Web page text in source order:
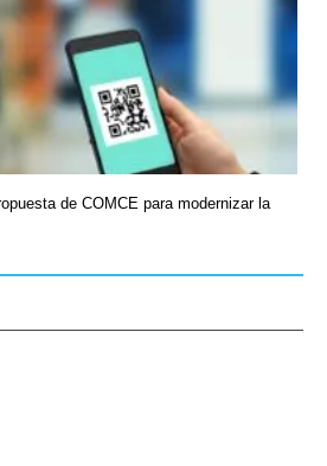
de COMCE para modernizar la